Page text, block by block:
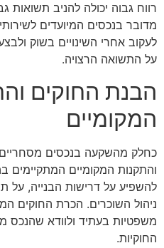
רווח גבוה יכולה להניב תשואות
מדובר בנכסים המיועדים
לעקוב אחרי השינויים בשוק
על התשואה הרצויה.
הבנת החוקים
המקומיים
כחלק מהשקעה בנכסים
והתקנות המקומיים המתקיימים
להשפיע על דרישות הבנייה, על
ניהול השוכרים. הכרת החוקים
משפטיות בעתיד ולוודא
החוקיות.